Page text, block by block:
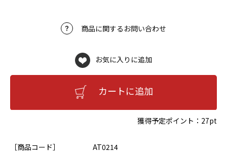
商品に関するお問い合わせ
お気に入りに追加
カートに追加
獲得予定ポイント： 27pt
［商品コード］
AT0214